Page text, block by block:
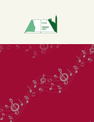
HOME
CHI SIAMO